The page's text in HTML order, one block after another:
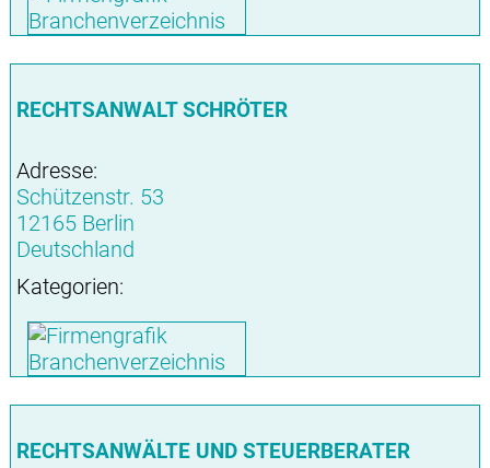
RECHTSANWALT SCHRÖTER
Adresse:
Schützenstr. 53
12165 Berlin
Deutschland
Kategorien:
RECHTSANWÄLTE UND STEUERBERATER